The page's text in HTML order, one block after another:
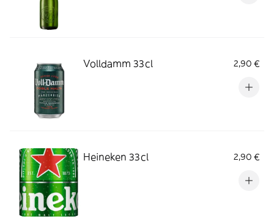
Volldamm 33cl 2,90 €
Heineken 33cl 2,90 €